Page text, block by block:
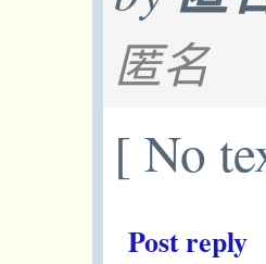
匿名
[ No
Post reply